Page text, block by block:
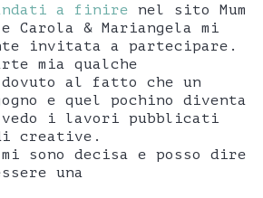
a finire nel sito Mum
& Mariangela mi
invitata a partecipare.
mia qualche
dovuto al fatto che un
e quel pochino diventa
vedo i lavori pubblicati
creative.
sono decisa e posso dire
una